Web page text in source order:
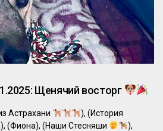
Щенячий восторг
Астрахани
), (История
(Фиона), (Наши Стесняши
),